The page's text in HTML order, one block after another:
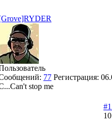
77 Регистрация:
stop me